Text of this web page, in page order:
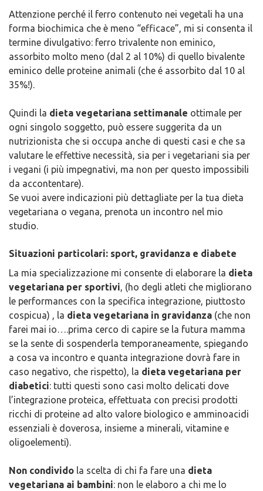
Attenzione perché il ferro contenuto nei vegetali ha una
forma biochimica che è meno “efficace”, mi si consenta il
termine divulgativo: ferro trivalente non eminico,
assorbito molto meno (dal 2 al 10%) di quello bivalente
eminico delle proteine animali (che é assorbito dal 10 al
35%!).
Quindi la dieta vegetariana settimanale ottimale per
ogni singolo soggetto, può essere suggerita da un
nutrizionista che si occupa anche di questi casi e che sa
valutare le effettive necessità, sia per i vegetariani sia per
i vegani (i più impegnativi, ma non per questo impossibili
da accontentare).
Se vuoi avere indicazioni più dettagliate per la tua dieta
vegetariana o vegana, prenota un incontro nel mio
studio.
Situazioni particolari: sport, gravidanza e diabete
La mia specializzazione mi consente di elaborare la dieta
vegetariana per sportivi, (ho degli atleti che migliorano
le performances con la specifica integrazione, piuttosto
cospicua) , la dieta vegetariana in gravidanza (che non
farei mai io….prima cerco di capire se la futura mamma
se la sente di sospenderla temporaneamente, spiegando
a cosa va incontro e quanta integrazione dovrà fare in
caso negativo, che rispetto), la dieta vegetariana per
diabetici: tutti questi sono casi molto delicati dove
l’integrazione proteica, effettuata con precisi prodotti
ricchi di proteine ad alto valore biologico e amminoacidi
essenziali è doverosa, insieme a minerali, vitamine e
oligoelementi).
Non condivido la scelta di chi fa fare una dieta
vegetariana ai bambini: non le elaboro a chi me lo